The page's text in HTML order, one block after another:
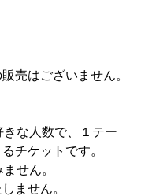
売はございません。
きな人数で、１テー
チケットです。
せん。
ません。